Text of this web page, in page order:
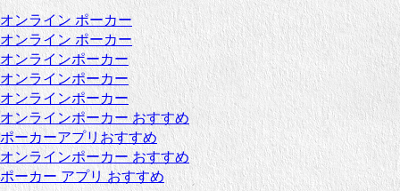
オンライン ポーカー
オンライン ポーカー
オンラインポーカー
オンラインポーカー
オンラインポーカー
オンラインポーカー おすすめ
ポーカーアプリおすすめ
オンラインポーカー おすすめ
ポーカー アプリ おすすめ